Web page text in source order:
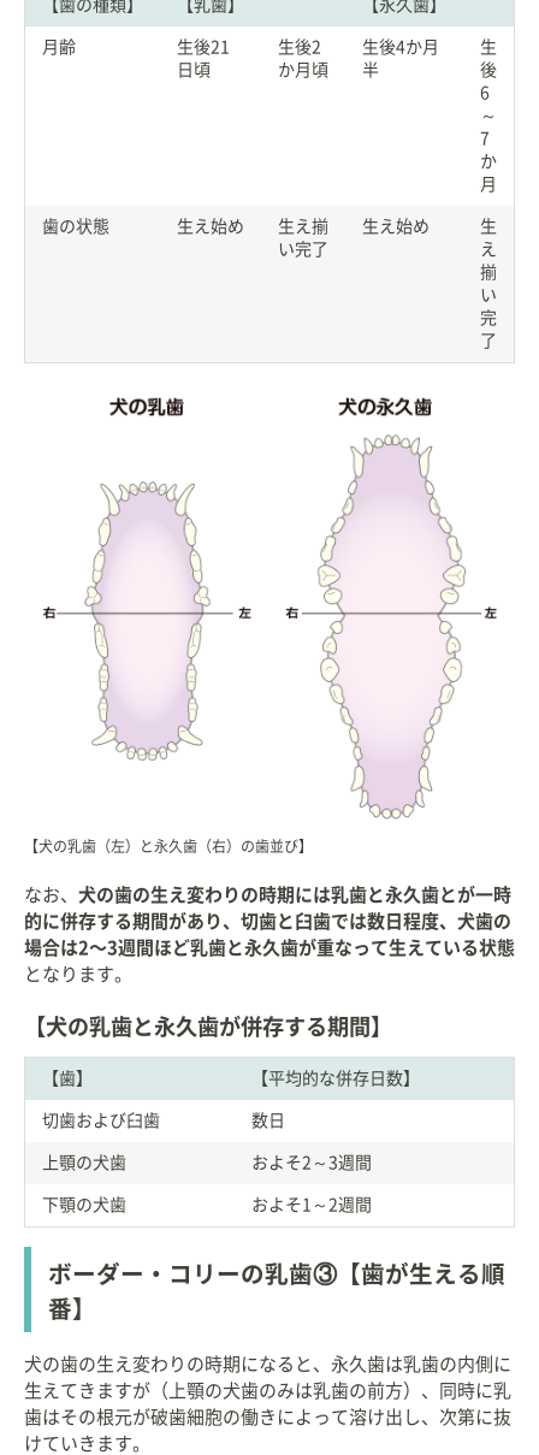
【歯の種類】 【乳歯】 【永久歯】
月齢
生後21
日頃
生後2
か月頃
生後4か月
半
生
後
6
～
7
か
月
歯の状態 生え始め
生え揃
い完了
生え始め
生
え
揃
い
完
了
【犬の乳歯（左）と永久歯（右）の歯並び】
なお、 犬の歯の生え変わりの時期には乳歯と永久歯とが一時
的に併存する期間があり、切歯と臼歯では数日程度、犬歯の
場合は2〜3週間ほど乳歯と永久歯が重なって生えている状態
となります。
【犬の乳歯と永久歯が併存する期間】
【歯】 【平均的な併存日数】
切歯および臼歯 数日
上顎の犬歯 およそ2～3週間
下顎の犬歯 およそ1～2週間
ボーダー・コリーの乳歯③【歯が生える順
番】
犬の歯の生え変わりの時期になると、永久歯は乳歯の内側に
生えてきますが（上顎の犬歯のみは乳歯の前方）、同時に乳
歯はその根元が破歯細胞の働きによって溶け出し、次第に抜
けていきます。